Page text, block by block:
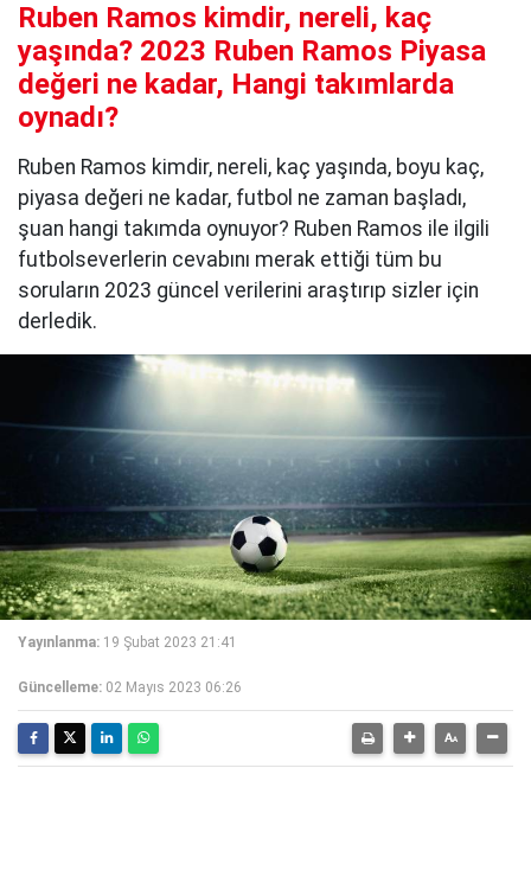
Ruben Ramos kimdir, nereli, kaç
yaşında? 2023 Ruben Ramos Piyasa
değeri ne kadar, Hangi takımlarda
oynadı?
Ruben Ramos kimdir, nereli, kaç yaşında, boyu kaç,
piyasa değeri ne kadar, futbol ne zaman başladı,
şuan hangi takımda oynuyor? Ruben Ramos ile ilgili
futbolseverlerin cevabını merak ettiği tüm bu
soruların 2023 güncel verilerini araştırıp sizler için
derledik.
Yayınlanma: 19 Şubat 2023 21:41
Güncelleme: 02 Mayıs 2023 06:26